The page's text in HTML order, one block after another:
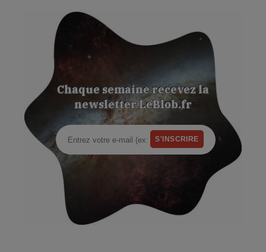
Chaque semaine recevez la
newsletter LeBlob.fr